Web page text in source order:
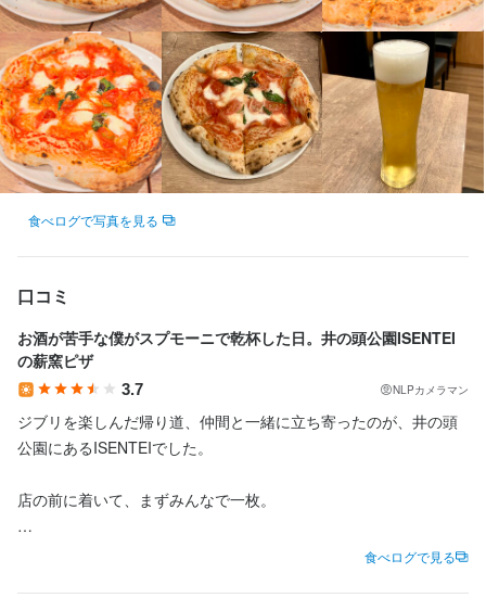
食べログで写真を見る
口コミ
お酒が苦手な僕がスプモーニで乾杯した日。井の頭公園ISENTEI
の薪窯ピザ
3.7 NLPカメラマン
ジブリを楽しんだ帰り道、仲間と一緒に立ち寄ったのが、井の頭
公園にあるISENTEIでした。
店の前に着いて、まずみんなで一枚。
写真に残ったみんなの姿を見ていると、この日の楽しさは店に入
食べログで見る
スをつかみにいける環境です。
【成果に応じた昇給アリ】
目標の達成度合いやスキルアップの度合いによって、給与はどん
どんアップしていきます。毎日モチベーション高く働ける環境で
す。
【完全週休２日制＆夏季、冬季休暇アリ】
長時間労働の多い飲食業界の概念を取り払い、プライベートの充
実。また、メリハリある働き方を実現しています。
経営計画
『日本人のために作るナポリピッツァ』を信念に、
ナポリピッツァをもっと多くの方に楽しんでいただける文化を育
み、
見ながら行動することで、自然と協調性やコミュニケーション能
力が高まります。
【自主性が求めるからこそ、成長できる】
ISENTEIでは、自分で考えて行動することが大切にされていま
す。どうすればもっと良くなるかを考え、実践する中で、主体性
や問題解決力が養われます。与えられるだけでなく、自らチャン
【成果に応じた昇給アリ】
どんアップしていきます。毎日モチベーション高く働ける環境で
す。
【完全週休２日制＆夏季、冬季休暇アリ】
月の労働時間　約１８０時間
長時間労働の多い飲食業界の概念を取り払い、プライベートの充
実。また、メリハリある働き方を実現しています。
【自主性が求めるからこそ、成長できる】
ISENTEIでは、自分で考えて行動することが大切にされていま
す。どうすればもっと良くなるかを考え、実践する中で、主体性
や問題解決力が養われます。与えられるだけでなく、自らチャン
スをつかみにいける環境です。
目標の達成度合いやスキルアップの度合いによって、給与はどん
どんアップしていきます。毎日モチベーション高く働ける環境で
す。
【完全週休２日制＆夏季、冬季休暇アリ】
月の労働時間　約１８０時間
長時間労働の多い飲食業界の概念を取り払い、プライベートの充
や問題解決力が養われます。与えられるだけでなく、自らチャン
スをつかみにいける環境です。
【成果に応じた昇給アリ】
目標の達成度合いやスキルアップの度合いによって、給与はどん
どんアップしていきます。毎日モチベーション高く働ける環境で
す。
経営計画
経営理念
ナポリピッツァをもっと多くの方に楽しんでいただける文化を育
み、